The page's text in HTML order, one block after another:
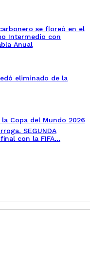
se floreó en el
Intermedio con
Anual
eliminado de la
Copa del Mundo 2026
SEGUNDA
final con la FIFA…